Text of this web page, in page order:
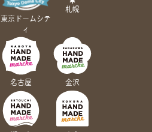
東京ドームシテ
ィ
札幌
名古屋 金沢